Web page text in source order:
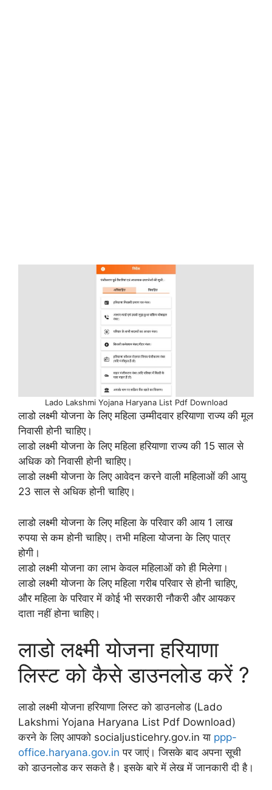
Lado Lakshmi Yojana Haryana List Pdf Download
लाडो लक्ष्मी योजना के लिए महिला उम्मीदवार हरियाणा राज्य की मूल
निवासी होनी चाहिए।
लाडो लक्ष्मी योजना के लिए महिला हरियाणा राज्य की 15 साल से
अधिक को निवासी होनी चाहिए।
लाडो लक्ष्मी योजना के लिए आवेदन करने वाली महिलाओं की आयु
23 साल से अधिक होनी चाहिए।
लाडो लक्ष्मी योजना के लिए महिला के परिवार की आय 1 लाख
रुपया से कम होनी चाहिए। तभी महिला योजना के लिए पात्र
होगी।
लाडो लक्ष्मी योजना का लाभ केवल महिलाओं को ही मिलेगा।
लाडो लक्ष्मी योजना के लिए महिला गरीब परिवार से होनी चाहिए,
और महिला के परिवार में कोई भी सरकारी नौकरी और आयकर
दाता नहीं होना चाहिए।
लाडो लक्ष्मी योजना हरियाणा
लिस्ट को कैसे डाउनलोड करें ?
लाडो लक्ष्मी योजना हरियाणा लिस्ट को डाउनलोड (Lado
Lakshmi Yojana Haryana List Pdf Download)
करने के लिए आपको socialjusticehry.gov.in या ppp-
office.haryana.gov.in पर जाएं। जिसके बाद अपना सूची
को डाउनलोड कर सकते है। इसके बारे में लेख में जानकारी दी है।